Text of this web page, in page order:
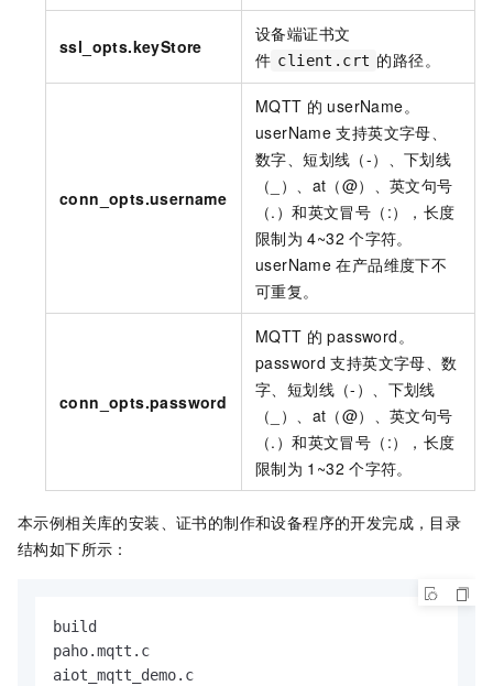
ssl_opts.keyStore
设备端证书文
件 client.crt 的路径。
conn_opts.username
MQTT 的 userName。
userName 支持英文字母、
数字、短划线（-）、下划线
（_）、at（@）、英文句号
（.）和英文冒号（:），长度
限制为 4~32 个字符。
userName 在产品维度下不
可重复。
conn_opts.password
MQTT 的 password。
password 支持英文字母、数
字、短划线（-）、下划线
（_）、at（@）、英文句号
（.）和英文冒号（:），长度
限制为 1~32 个字符。
本示例相关库的安装、证书的制作和设备程序的开发完成，目录
结构如下所示：
build
paho.mqtt.c
aiot_mqtt_demo.c